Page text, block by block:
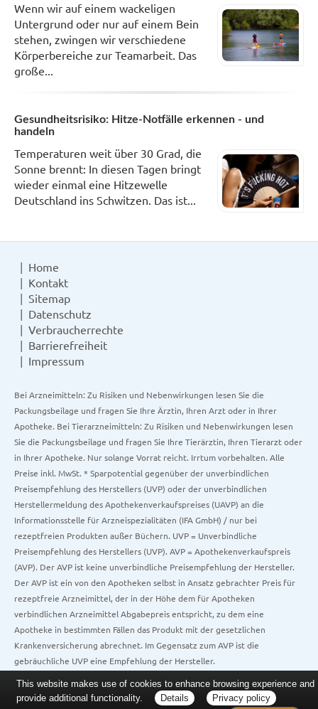
Wenn wir auf einem wackeligen
Untergrund oder nur auf einem Bein
stehen, zwingen wir verschiedene
Körperbereiche zur Teamarbeit. Das
große...
Gesundheitsrisiko: Hitze-Notfälle erkennen - und
handeln
Temperaturen weit über 30 Grad, die
Sonne brennt: In diesen Tagen bringt
wieder einmal eine Hitzewelle
Deutschland ins Schwitzen. Das ist...
Home
Kontakt
Sitemap
Datenschutz
Verbraucherrechte
Barrierefreiheit
Impressum
Bei Arzneimitteln: Zu Risiken und Nebenwirkungen lesen Sie die
Packungsbeilage und fragen Sie Ihre Ärztin, Ihren Arzt oder in Ihrer
Apotheke. Bei Tierarzneimitteln: Zu Risiken und Nebenwirkungen lesen
Sie die Packungsbeilage und fragen Sie Ihre Tierärztin, Ihren Tierarzt oder
in Ihrer Apotheke. Nur solange Vorrat reicht. Irrtum vorbehalten. Alle
Preise inkl. MwSt. * Sparpotential gegenüber der unverbindlichen
Preisempfehlung des Herstellers (UVP) oder der unverbindlichen
Herstellermeldung des Apothekenverkaufspreises (UAVP) an die
Informationsstelle für Arzneispezialitäten (IFA GmbH) / nur bei
rezeptfreien Produkten außer Büchern. UVP = Unverbindliche
Preisempfehlung des Herstellers (UVP). AVP = Apothekenverkaufspreis
(AVP). Der AVP ist keine unverbindliche Preisempfehlung der Hersteller.
Der AVP ist ein von den Apotheken selbst in Ansatz gebrachter Preis für
rezeptfreie Arzneimittel, der in der Höhe dem für Apotheken
verbindlichen Arzneimittel Abgabepreis entspricht, zu dem eine
Apotheke in bestimmten Fällen das Produkt mit der gesetzlichen
Krankenversicherung abrechnet. Im Gegensatz zum AVP ist die
gebräuchliche UVP eine Empfehlung der Hersteller.
This website makes use of cookies to enhance browsing experience and
provide additional functionality.
Details Privacy policy